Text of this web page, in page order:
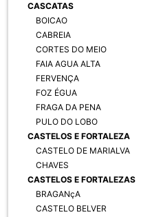
CASCATAS
BOICAO
CABREIA
CORTES DO MEIO
FAIA AGUA ALTA
FERVENÇA
FOZ ÉGUA
FRAGA DA PENA
PULO DO LOBO
CASTELOS E FORTALEZA
CASTELO DE MARIALVA
CHAVES
CASTELOS E FORTALEZAS
BRAGANçA
CASTELO BELVER